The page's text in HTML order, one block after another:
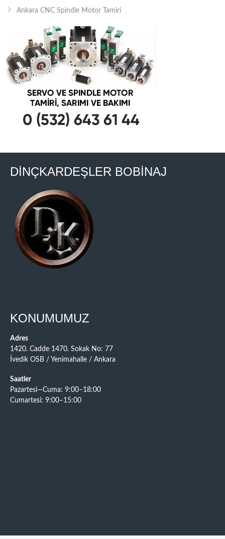
Ankara CNC Spindle Motor Tamiri
DİNÇKARDEŞLER BOBİNAJ
KONUMUMUZ
Adres
1420. Cadde 1470. Sokak No: 77
İvedik OSB / Yenimahalle / Ankara
Saatler
Pazartesi—Cuma: 9:00–18:00
Cumartesi: 9:00–15:00